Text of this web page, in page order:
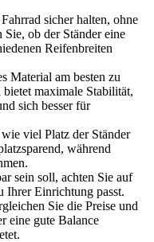
sicher halten, ohne
ob der Ständer eine
Reifenbreiten
Material am besten zu
maximale Stabilität,
sich besser für
viel Platz der Ständer
während
sein soll, achten Sie auf
Ihrer Einrichtung passt.
Sie die Preise und
eine gute Balance